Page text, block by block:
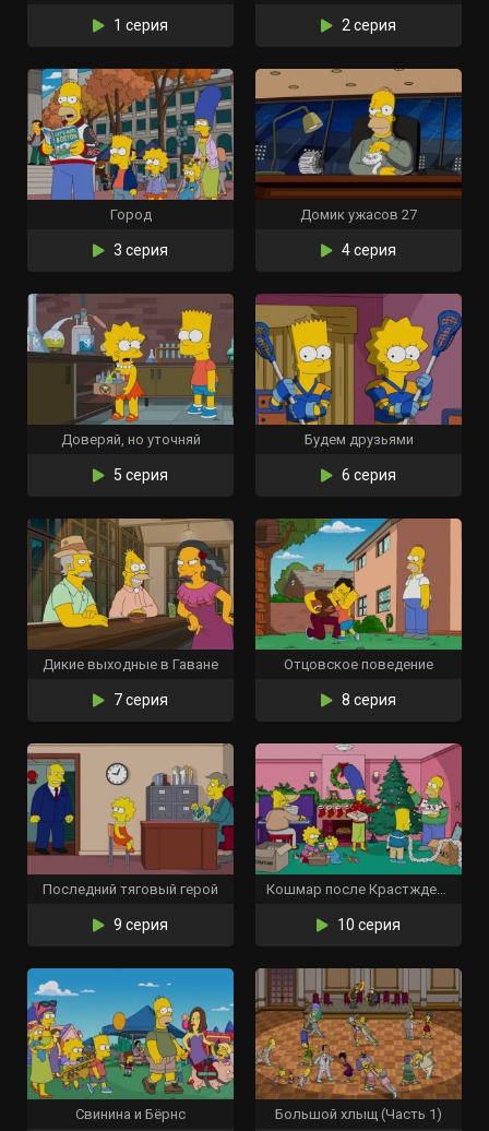
1 серия 2 серия
Город
3 серия
Домик ужасов 27
4 серия
Доверяй, но уточняй
5 серия
Будем друзьями
6 серия
Дикие выходные в Гаване
7 серия
Отцовское поведение
8 серия
Последний тяговый герой
9 серия
Кошмар после Крастждества
10 серия
Свинина и Бёрнс Большой хлыщ (Часть 1)